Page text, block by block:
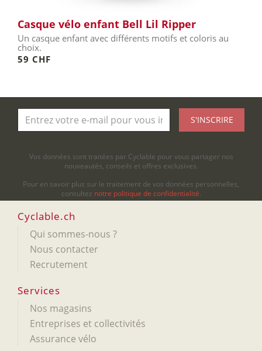
Casque vélo enfant Bell Lil Ripper
Un casque enfant avec différents motifs et coloris au
choix.
59 CHF
S'INSCRIRE
Vos données sont traitées par Cyclable pour vous partager nos
nouveautés, conseils et offres exclusives.
Pour en savoir plus sur le traitement de vos données personnelles,
consultez notre politique de confidentialité.
Cyclable.ch
Qui sommes-nous ?
Nous contacter
Recrutement
Services
Nos magasins
Entreprises et collectivités
Assurance vélo